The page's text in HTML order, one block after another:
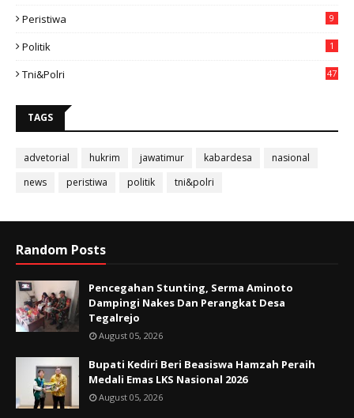
Peristiwa 9
Politik 1
Tni&polri 47
TAGS
advetorial hukrim jawatimur kabardesa
nasional
news
peristiwa politik tni&polri
Random Posts
Pencegahan Stunting, Serma Aminoto
Dampingi Nakes Dan Perangkat Desa
Tegalrejo
August 05, 2026
Bupati Kediri Beri Beasiswa Hamzah Peraih
Medali Emas LKS Nasional 2026
August 05, 2026